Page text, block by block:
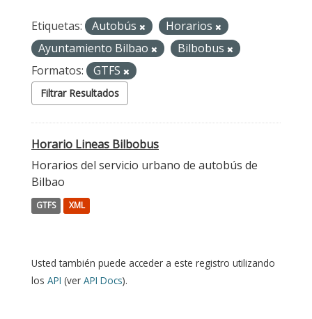
Etiquetas: Autobús
Horarios
Ayuntamiento Bilbao
Bilbobus
Formatos:
GTFS
Filtrar Resultados
Horario Lineas Bilbobus
Horarios del servicio urbano de autobús de
Bilbao
GTFS XML
Usted también puede acceder a este registro utilizando
los API (ver API Docs).